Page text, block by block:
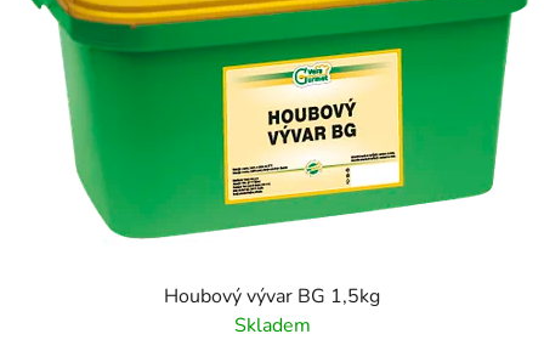
Houbový vývar BG 1,5kg
Skladem